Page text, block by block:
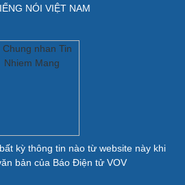
Âm nhạc
Du lịch
NÓI VIỆT NAM
kỳ thông tin nào từ website này khi
bản của Báo Điện tử VOV